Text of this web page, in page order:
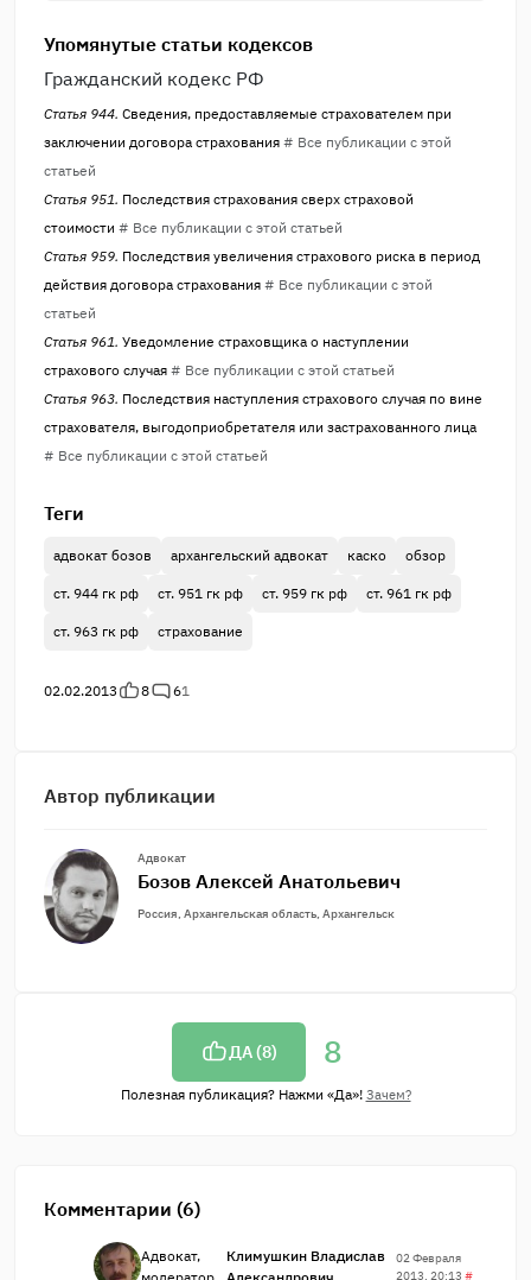
Упомянутые статьи кодексов
Гражданский кодекс РФ
Статья 944. Сведения, предоставляемые страхователем при
заключении договора страхования # Все публикации с этой
статьей
Статья 951. Последствия страхования сверх страховой
стоимости # Все публикации с этой статьей
Статья 959. Последствия увеличения страхового риска в период
действия договора страхования # Все публикации с этой
статьей
Статья 961. Уведомление страховщика о наступлении
страхового случая # Все публикации с этой статьей
Статья 963. Последствия наступления страхового случая по вине
страхователя, выгодоприобретателя или застрахованного лица
# Все публикации с этой статьей
Теги
адвокат бозов архангельский адвокат каско обзор
ст. 944 гк рф ст. 951 гк рф ст. 959 гк рф ст. 961 гк рф
ст. 963 гк рф страхование
02.02.2013 8 61
Автор публикации
Адвокат
Бозов Алексей Анатольевич
Россия, Архангельская область, Архангельск
ДА (8) 8
Полезная публикация? Нажми «Да»! Зачем?
Комментарии (6)
Адвокат,
Климушкин Владислав
02 Февраля
2013, 20:13#